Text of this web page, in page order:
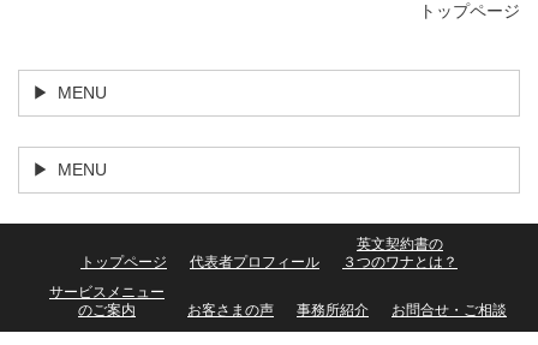
トップページ
MENU
MENU
トップページ 代表者プロフィール
英文契約書の
３つのワナとは？
サービスメニュー
のご案内
お客さまの声 事務所紹介 お問合せ・ご相談